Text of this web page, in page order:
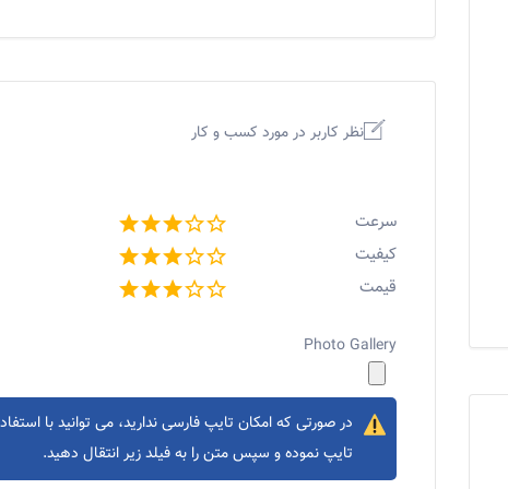
نظر کاربر در مورد کسب و کار
سرعت
کیفیت
قیمت
Photo Gallery
در صورتی که امکان تایپ فارسی ندارید، می توانید با
تایپ نموده و سپس متن را به فیلد زیر انتقال دهید.